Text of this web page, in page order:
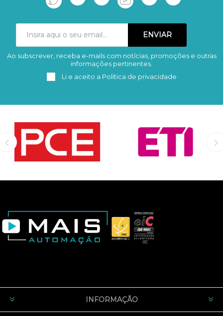
Subscrever Remover
Ao subscrever, receba e-mails com notícias, promoções e outras
informações pertinentes.
Li e aceito a Política de privacidade
INFORMAÇÃO